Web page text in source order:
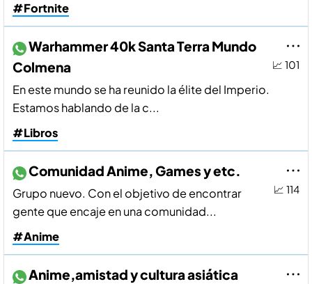
#Fortnite
📈 101
Warhammer 40k Santa Terra Mundo
Colmena
En este mundo se ha reunido la élite del Imperio.
Estamos hablando de la c...
#Libros
📈 114
Comunidad Anime, Games y etc.
Grupo nuevo. Con el objetivo de encontrar
gente que encaje en una comunidad...
#Anime
Anime,amistad y cultura asiática